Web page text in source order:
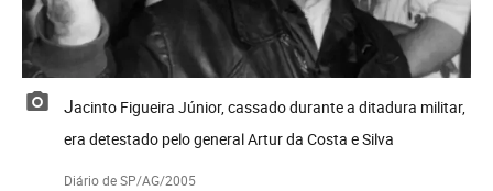
Jacinto Figueira Júnior, cassado durante a ditadura militar,
era detestado pelo general Artur da Costa e Silva
Diário de SP/AG/2005